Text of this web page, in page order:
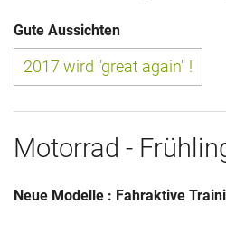
Das war 2020
Das war 2019
Gute Aussichten
2017 wird "great again" !
Motorrad -
Neue Modelle : Fahraktive